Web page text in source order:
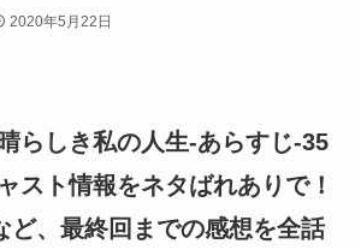
2020年5月22日
らしき私の人生-あらすじ-35
スト情報をネタばれありで！
ど、最終回までの感想を全話